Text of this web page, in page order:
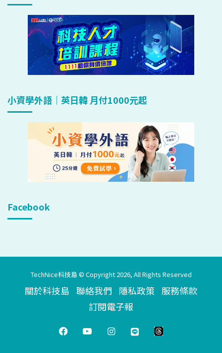
小資學外語｜英日韓 月付1000元起
Facebook
TechNice科技島 © Copyright 2026, All Rights Reserved
關於科技島 聯絡我們 隱私政策 服務條款
訂閱電子報